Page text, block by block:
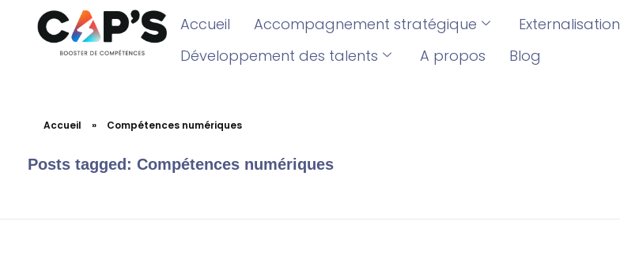
Accueil Accompagnement stratégique Externalisation
Développement des talents
A propos Blog
Accueil » Compétences numériques
Posts tagged: Compétences numériques